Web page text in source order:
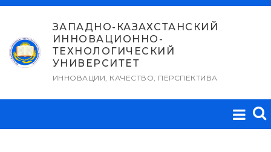
Перейти
содержимому
ЗАПАДНО-КАЗАХСТАНСКИЙ
ИННОВАЦИОННО-
ТЕХНОЛОГИЧЕСКИЙ
УНИВЕРСИТЕТ
ИННОВАЦИИ, КАЧЕСТВО, ПЕРСПЕКТИВА